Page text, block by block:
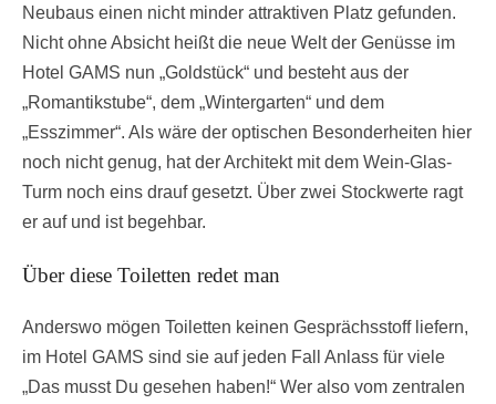
Neubaus einen nicht minder attraktiven Platz gefunden.
Nicht ohne Absicht heißt die neue Welt der Genüsse im
Hotel GAMS nun „Goldstück“ und besteht aus der
„Romantikstube“, dem „Wintergarten“ und dem
„Esszimmer“. Als wäre der optischen Besonderheiten hier
noch nicht genug, hat der Architekt mit dem Wein-Glas-
Turm noch eins drauf gesetzt. Über zwei Stockwerte ragt
er auf und ist begehbar.
Über diese Toiletten redet man
Anderswo mögen Toiletten keinen Gesprächsstoff liefern,
im Hotel GAMS sind sie auf jeden Fall Anlass für viele
„Das musst Du gesehen haben!“ Wer also vom zentralen